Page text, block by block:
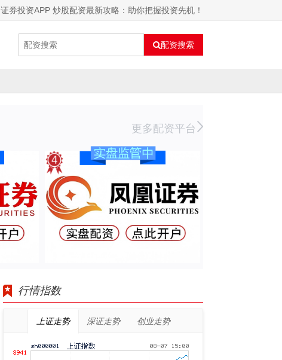
证券投资APP 炒股配资最新攻略：助你把握投资先机！
配资搜索
更多配资平台
行情指数
上证走势 深证走势 创业走势